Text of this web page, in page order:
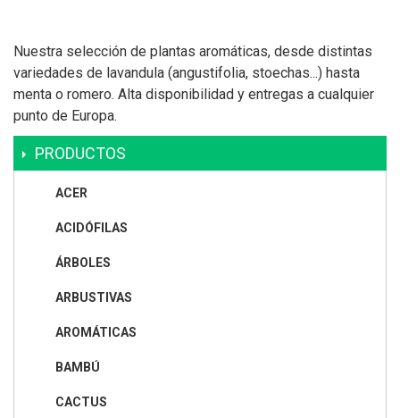
Nuestra selección de plantas aromáticas, desde distintas
variedades de lavandula (angustifolia, stoechas...) hasta
menta o romero. Alta disponibilidad y entregas a cualquier
punto de Europa.
PRODUCTOS
ACER
ACIDÓFILAS
ÁRBOLES
ARBUSTIVAS
AROMÁTICAS
BAMBÚ
CACTUS